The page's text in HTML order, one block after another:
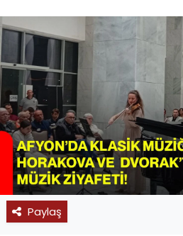
Paylaş
SAĞLIK
SPOR
11:11 MANŞET